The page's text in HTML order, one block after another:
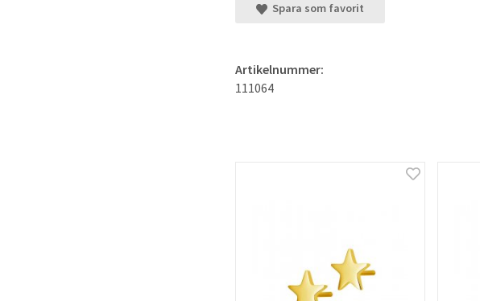
Spara som favorit
Artikelnummer:
111064